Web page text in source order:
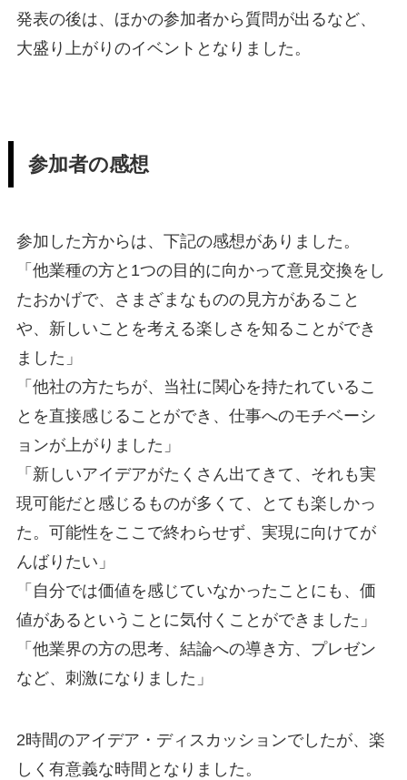
発表の後は、ほかの参加者から質問が出るなど、
大盛り上がりのイベントとなりました。
参加者の感想
参加した方からは、下記の感想がありました。
「他業種の方と1つの目的に向かって意見交換をし
たおかげで、さまざまなものの見方があること
や、新しいことを考える楽しさを知ることができ
ました」
「他社の方たちが、当社に関心を持たれているこ
とを直接感じることができ、仕事へのモチベーシ
ョンが上がりました」
「新しいアイデアがたくさん出てきて、それも実
現可能だと感じるものが多くて、とても楽しかっ
た。可能性をここで終わらせず、実現に向けてが
んばりたい」
「自分では価値を感じていなかったことにも、価
値があるということに気付くことができました」
「他業界の方の思考、結論への導き方、プレゼン
など、刺激になりました」
2時間のアイデア・ディスカッションでしたが、楽
しく有意義な時間となりました。